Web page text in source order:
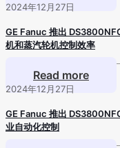
2024年12月27日
GE Fanuc 推出
机和蒸汽轮机控制效率
Read more
2024年12月27日
GE Fanuc 推出
业自动化控制